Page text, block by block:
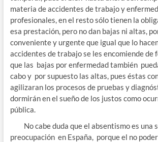
materia de accidentes de trabajo y
profesionales, en el resto sólo tienen la
esa prestación, pero no dan bajas ni altas,
conveniente y urgente que igual que lo
accidentes de trabajo se les encomiende de
que las bajas por enfermedad también
cabo y por supuesto las altas, pues éstas
agilizaran los procesos de pruebas y
dormirán en el sueño de los justos como
pública.
No cabe duda que el absentismo es una
preocupación en España, porque el no